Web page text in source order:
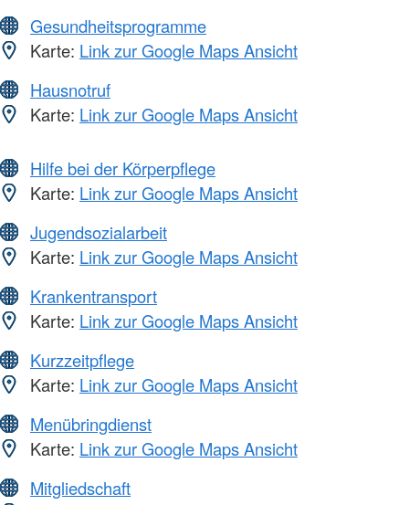
Gesundheitsprogramme
Karte: Link zur Google Maps Ansicht
Hausnotruf
Karte: Link zur Google Maps Ansicht
Hilfe bei der Körperpflege
Karte: Link zur Google Maps Ansicht
Jugendsozialarbeit
Karte: Link zur Google Maps Ansicht
Krankentransport
Karte: Link zur Google Maps Ansicht
Kurzzeitpflege
Karte: Link zur Google Maps Ansicht
Menübringdienst
Karte: Link zur Google Maps Ansicht
Mitgliedschaft